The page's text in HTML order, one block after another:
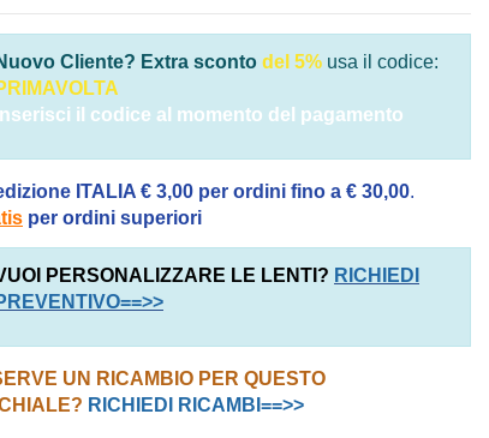
Cliente? Extra sconto del 5% usa il codice:
Inserisci il codice al momento del pagamento
ITALIA € 3,00 per ordini fino a € 30,00.
per ordini superiori
PERSONALIZZARE LE LENTI? RICHIEDI
UN RICAMBIO PER QUESTO
RICHIEDI RICAMBI==>>